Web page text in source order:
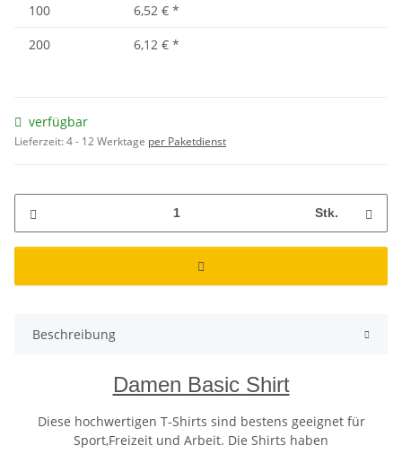
100
6,52 € *
200
6,12 € *
verfügbar
Lieferzeit:4 - 12 Werktage per Paketdienst
Stk.
Beschreibung
Damen Basic Shirt
Diese hochwertigen T-Shirts sind bestens geeignet für
Sport,Freizeit und Arbeit. Die Shirts haben